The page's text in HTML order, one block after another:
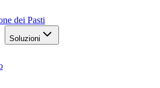
dei Pasti
Soluzioni